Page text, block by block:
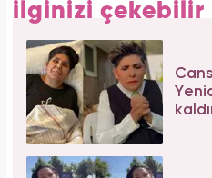
ilginizi çekebilir